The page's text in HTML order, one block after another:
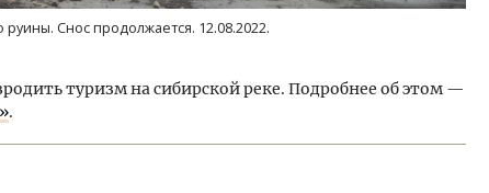
Снос продолжается. 12.08.2022.
туризм на сибирской реке. Подробнее об этом —
.